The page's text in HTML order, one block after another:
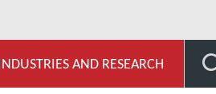
AND RESEARCH